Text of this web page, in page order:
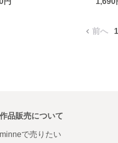
前へ 1
作品販売について
minneで売りたい